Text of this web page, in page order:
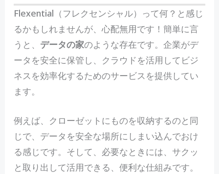
Flexential（フレクセンシャル）って何？と感じ
るかもしれませんが、心配無用です！簡単に言
うと、 データの家のような存在です。企業がデ
ータを安全に保管し、クラウドを活用してビジ
ネスを効率化するためのサービスを提供してい
ます。
例えば、クローゼットにものを収納するのと同
じで、データを安全な場所にしまい込んでおけ
る感じです。そして、必要なときには、サクッ
と取り出して活用できる、便利な仕組みです。